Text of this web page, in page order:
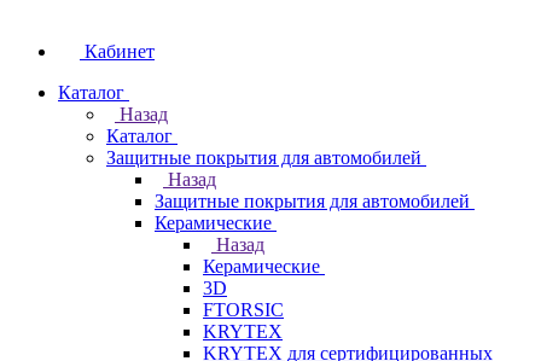
Кабинет
Каталог
Назад
Каталог
Защитные покрытия для автомобилей
Назад
Защитные покрытия для автомобилей
Керамические
Назад
Керамические
3D
FTORSIC
KRYTEX
KRYTEX для сертифицированных